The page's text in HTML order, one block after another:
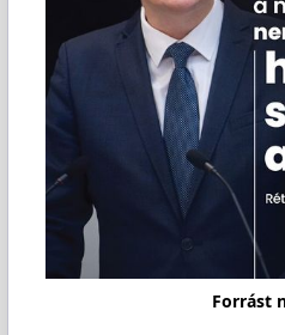
Forrást